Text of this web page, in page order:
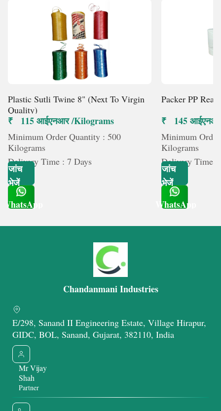
Plastic Sutli Twine 8" (Next To Virgin
Quality)
₹ 115 आईएनआर /Kilograms
Minimum Order Quantity : 500
Kilograms
Delivery Time : 7 Days
जांच
भेजें
WhatsApp
Packer PP
₹ 145
Minimum
Kilograms
Delivery Time :
जांच
भेजें
WhatsApp
Chandanmani Industries
E/298, Sanand II Engineering Estate, Village Hirapur,
GIDC, BOL, Sanand, Gujarat, 382110, India
Mr Vijay
Shah
Partner